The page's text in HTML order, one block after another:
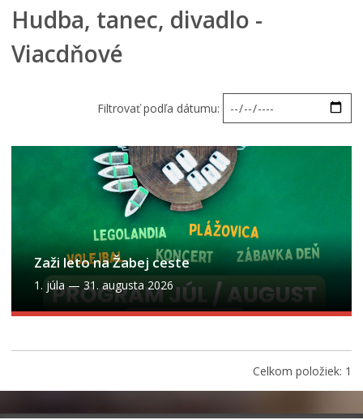
Iné podujatia
Ročný prehľad
Hudba, tanec, divadlo -
Viacdňové
Filtrovať podľa dátumu:
Zaži leto na Žabej ceste
1. júla— 31. augusta 2026
Celkom položiek: 1